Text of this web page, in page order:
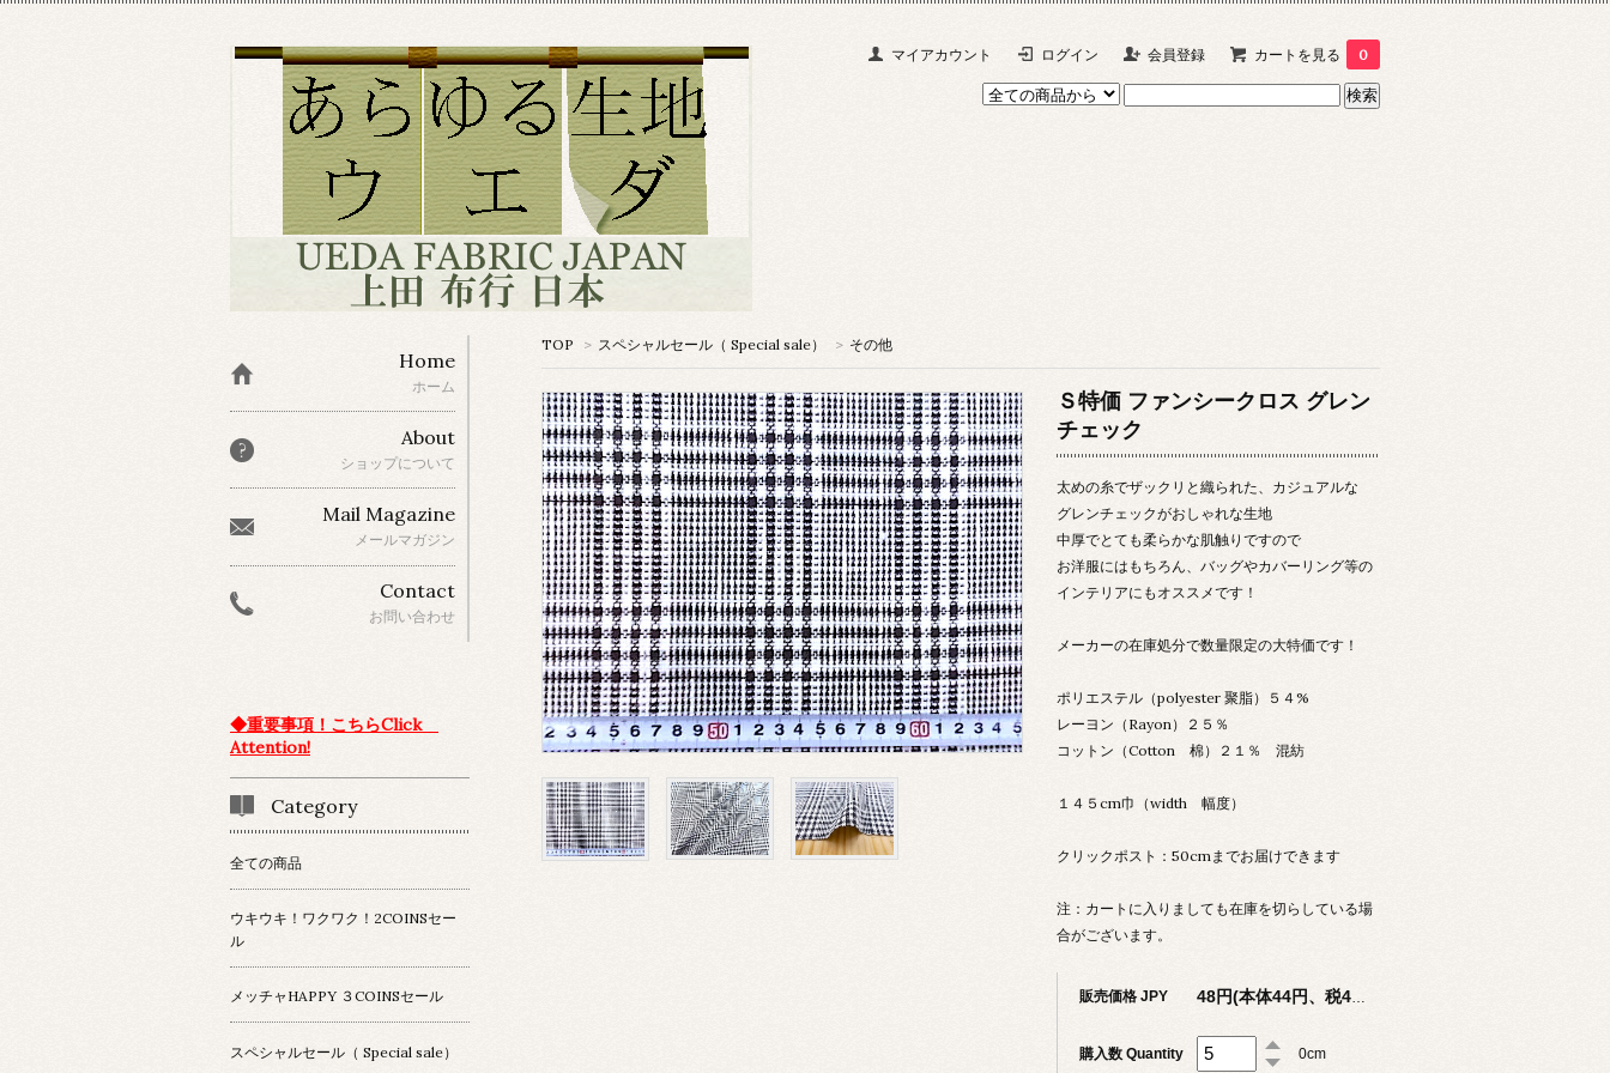
マイアカウント ログイン 会員登録 カートを見る 0
TOP > スペシャルセール（ Special sale） > その他
Ｓ特価 ファンシークロス グレン
チェック
太めの糸でザックリと織られた、カジュアルな
グレンチェックがおしゃれな生地
中厚でとても柔らかな肌触りですので
お洋服にはもちろん、バッグやカバーリング等の
インテリアにもオススメです！
メーカーの在庫処分で数量限定の大特価です！
ポリエステル（polyester 聚脂）５４%
レーヨン（Rayon）２５％
コットン（Cotton 棉）２１％ 混紡
１４５cm巾（width 幅度）
クリックポスト：50cmまでお届けできます
注：カートに入りましても在庫を切らしている場
合がございます。
販売価格 JPY
購入数 Quantity 0cm
Home
ホーム
About
ショップについて
Mail Magazine
メールマガジン
Contact
お問い合わせ
◆重要事項！こちらClick
Attention!
Category
全ての商品
ウキウキ！ワクワク！2COINSセー
ル
メッチャHAPPY ３COINSセール
スペシャルセール（ Special sale）